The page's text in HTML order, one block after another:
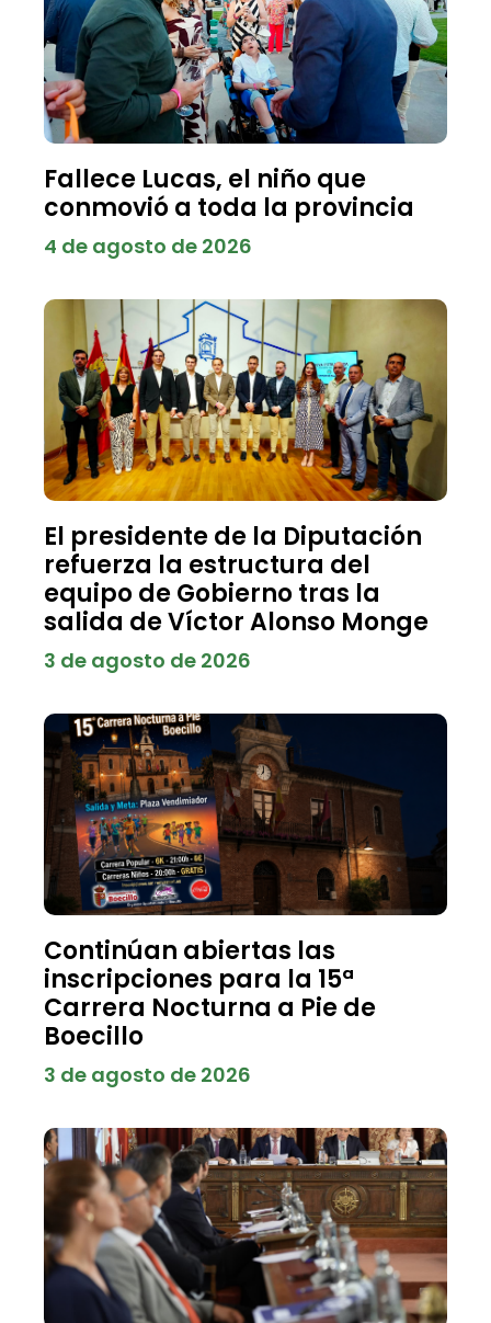
Fallece Lucas, el niño que
conmovió a toda la provincia
4 de agosto de 2026
El presidente de la Diputación
refuerza la estructura del
equipo de Gobierno tras la
salida de Víctor Alonso Monge
3 de agosto de 2026
Continúan abiertas las
inscripciones para la 15ª
Carrera Nocturna a Pie de
Boecillo
3 de agosto de 2026